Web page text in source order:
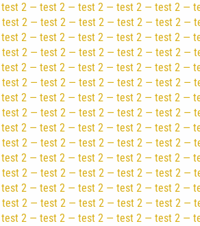
2 — test 2 — test 2 — test 2 — test 2 —
2 — test 2 — test 2 — test 2 — test 2 —
2 — test 2 — test 2 — test 2 — test 2 —
2 — test 2 — test 2 — test 2 — test 2 —
2 — test 2 — test 2 — test 2 — test 2 —
2 — test 2 — test 2 — test 2 — test 2 —
2 — test 2 — test 2 — test 2 — test 2 —
2 — test 2 — test 2 — test 2 — test 2 —
2 — test 2 — test 2 — test 2 — test 2 —
2 — test 2 — test 2 — test 2 — test 2 —
2 — test 2 — test 2 — test 2 — test 2 —
2 — test 2 — test 2 — test 2 — test 2 —
2 — test 2 — test 2 — test 2 — test 2 —
2 — test 2 — test 2 — test 2 — test 2 —
2 — test 2 — test 2 — test 2 — test 2 —